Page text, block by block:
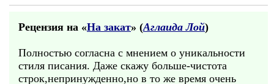
Рецензия на «На закат» (Аглаида Лой)
Полностью согласна с мнением о уникальности
стиля писания. Даже скажу больше-чистота
строк,непринужденно,но в то же время очень